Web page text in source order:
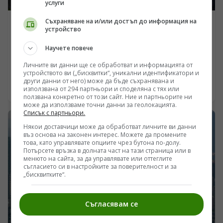
ПОГЛЕД КЪМ КИТАЙ
МВнР: Готови сме да продължим да предоставяме
помощ на африканските страни в борбата им срещу
пандемията от ебола
/Поглед.инфо/ На 1 август третата група медицински
експерти от китайското правителство, които ще
помогнат на Демократична република Конго в
борбата ѝ срещу епидемията от ебола, пристигнаха в
Киншаса, столицата на страната.
05.08.2026 21:45
услуги
Съхраняване на и/или достъп до информация на
устройство
Научете повече
Личните ви данни ще се обработват и информацията от
устройството ви („бисквитки“, уникални идентификатори и
други данни от него) може да бъде съхранявана и
използвана от 294 партньори и споделяна с тях или
ползвана конкретно от този сайт. Ние и партньорите ни
може да използваме точни данни за геолокацията.
Списък с партньори.
Някои доставчици може да обработват личните ви данни
въз основа на законен интерес. Можете да промените
това, като управлявате опциите чрез бутона по-долу.
Потърсете връзка в долната част на тази страница или в
менюто на сайта, за да управлявате или оттеглите
съгласието си в настройките за поверителност и за
„бисквитките“.
Съгласявам се